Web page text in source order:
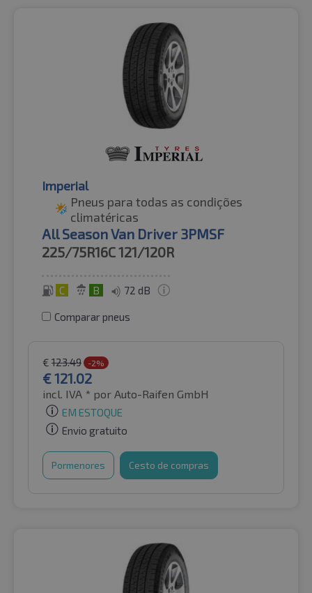
Imperial
Pneus para todas as condições
climatéricas
All Season Van Driver 3PMSF
225/75R16C121/120R
C B 72 dB
Comparar pneus
€ 123.49 -2%
€121.02
incl. IVA * por Auto-Raifen GmbH
EM ESTOQUE
Envio gratuito
Pormenores Cesto de compras